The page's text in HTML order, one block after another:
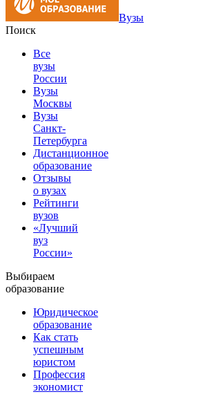
Вузы
Поиск
Все
вузы
России
Вузы
Москвы
Вузы
Санкт-
Петербурга
Дистанционное
образование
Отзывы
о вузах
Рейтинги
вузов
«Лучший
вуз
России»
Выбираем
образование
Юридическое
образование
Как стать
успешным
юристом
Профессия
экономист